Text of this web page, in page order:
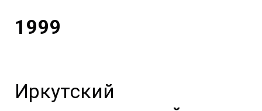
1999
Иркутский